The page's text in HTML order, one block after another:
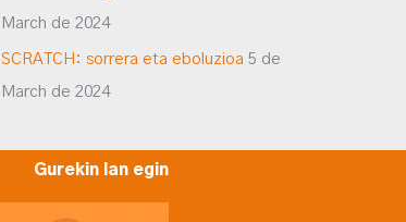
March de 2024
SCRATCH: sorrera eta eboluzioa 5 de
March de 2024
Gurekin lan egin